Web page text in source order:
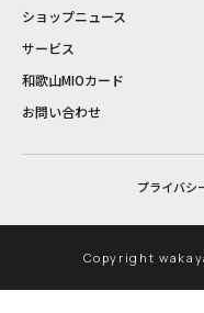
ショップニュース
サービス
和歌山MIOカード
お問い合わせ
プライバシ
Copyright